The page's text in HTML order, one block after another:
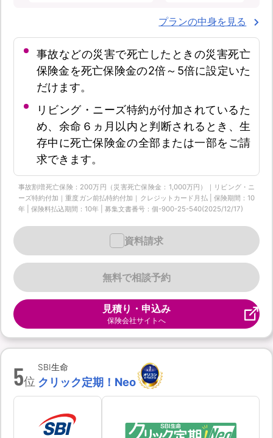
プランの中身を見る
事故などの災害で死亡したときの災害死亡
保険金を死亡保険金の2倍～5倍に設定いた
だけます。
リビング・ニーズ特約が付加されているた
め、余命６ヵ月以内と判断されるとき、生
存中に死亡保険金の全部または一部をご請
求できます。
事故割増死亡保険：200万円（災害死亡保険金：1,000万円）｜リビング・ニ
ーズ特約付加｜重度ガン前払特約付加｜クレジットカード月払 | 保険期間：10
年 | 保険料払込期間：10年 | 募集文書番号：個-900-25-540(2025/12/17)
無料で相談予約
資料請求
見積り・申込み
保険会社サイトへ
5位
SBI生命
クリック定期！Neo